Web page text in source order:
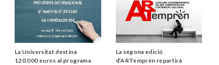
La Universitat destina
120.000 euros al programa
La segona edició
d’ARTemprén repartirà